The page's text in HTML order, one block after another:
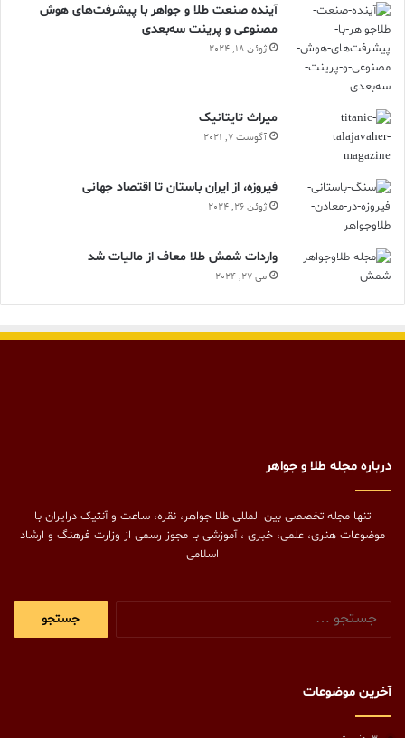
آینده صنعت طلا و جواهر با پیشرفت‌های هوش
مصنوعی و پرینت سه‌بعدی
ژوئن 18, 2024
ميراث تايتانيک
آگوست 7, 2021
فیروزه، از ایران باستان تا اقتصاد جهانی
ژوئن 26, 2024
واردات شمش طلا معاف از مالیات شد
می 27, 2024
درباره مجله طلا و جواهر
تنها مجله تخصصی بین المللی طلا جواهر، نقره، ساعت و آنتیک درایران با
موضوعات هنری، علمی، خبری ، آموزشی با مجوز رسمی از وزارت فرهنگ و ارشاد
اسلامی
آخرین موضوعات